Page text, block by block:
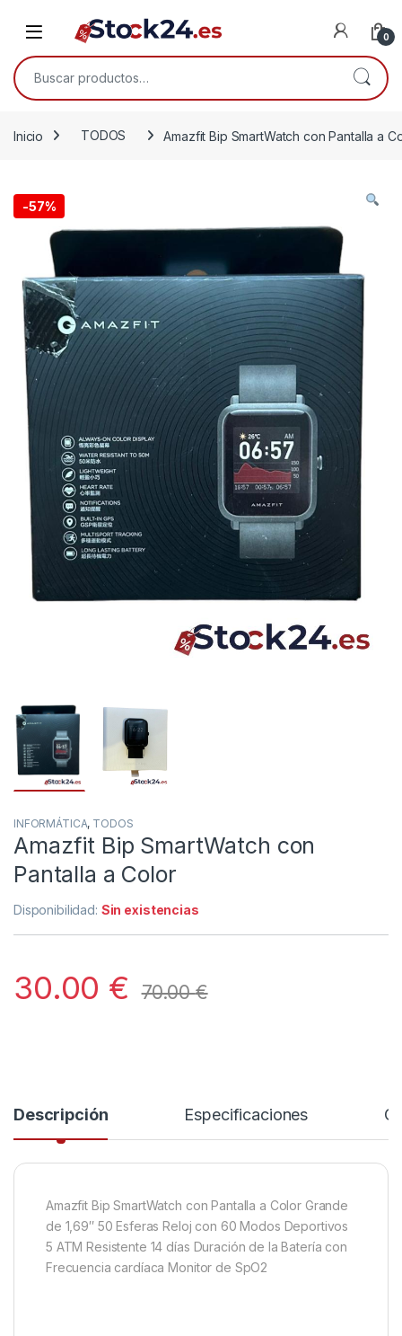
Open 0
Buscar por:
Inicio TODOS Amazfit Bip SmartWatch con Pantalla a
-57%
INFORMÁTICA, TODOS
Amazfit Bip SmartWatch con
Pantalla a Color
Disponibilidad: Sin existencias
30.00 € 70.00€
Descripción Especificaciones
Amazfit Bip SmartWatch con Pantalla a Color Grande
de 1,69″ 50 Esferas Reloj con 60 Modos Deportivos
5 ATM Resistente 14 días Duración de la Batería con
Frecuencia cardíaca Monitor de SpO2